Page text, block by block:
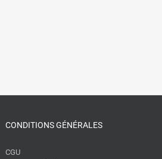
CONDITIONS GÉNÉRALES
CGU